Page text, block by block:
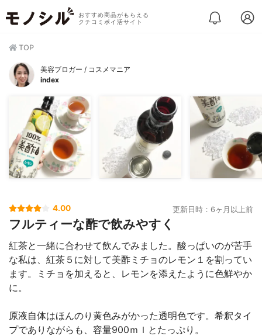
おすすめ商品がもらえる
クチコミポイ活サイト
TOP
美容ブロガー / コスメマニア
index
4.00 更新日時：6ヶ月以上前
フルティーな酢で飲みやすく
紅茶と一緒に合わせて飲んでみました。酸っぱいのが苦手
な私は、紅茶５に対して美酢ミチョのレモン１を割ってい
ます。ミチョを加えると、レモンを添えたように色鮮やか
に。
原液自体はほんのり黄色みがかった透明色です。希釈タイ
プでありながらも、容量900ｍｌとたっぷり。